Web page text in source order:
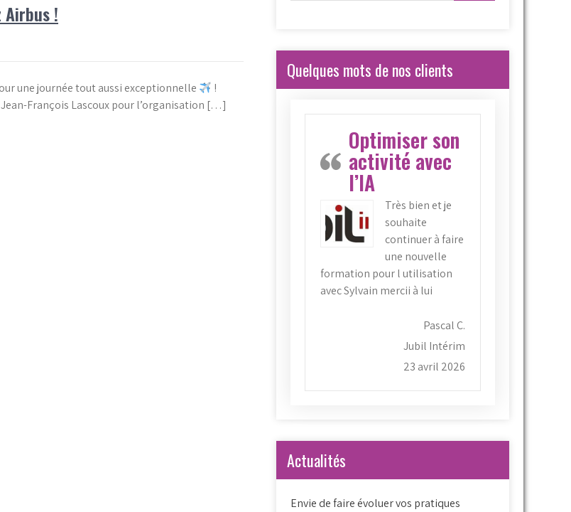
Airbus !
une journée tout aussi exceptionnelle
!
Jean-François Lascoux pour l’organisation […]
Quelques mots de nos clients
Optimiser son
activité avec
l’IA
Très bien et je
souhaite
continuer à faire
une nouvelle
formation pour l utilisation
avec Sylvain mercii à lui
Pascal C.
Jubil Intérim
23 avril 2026
Actualités
Envie de faire évoluer vos pratiques